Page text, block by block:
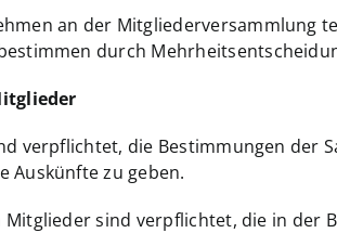
an der Mitgliederversammlung
durch
verpflichtet, die Bestimmungen der
Auskünfte zu geben.
sind verpflichtet, die in der